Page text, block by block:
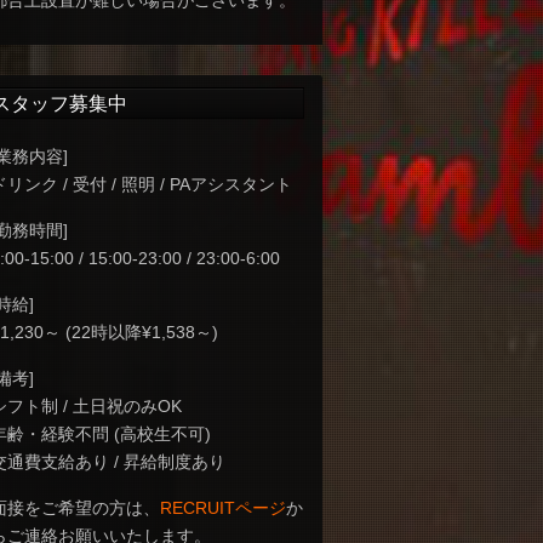
タッフ募集中
務内容]
リンク / 受付 / 照明 / PAアシスタント
務時間]
15:00 / 15:00-23:00 / 23:00-6:00
給]
～ (22時以降¥1,538～)
考]
フト制 / 土日祝のみOK
齢・経験不問 (高校生不可)
通費支給あり / 昇給制度あり
接をご希望の方は、 RECRUITページか
ご連絡お願いいたします。